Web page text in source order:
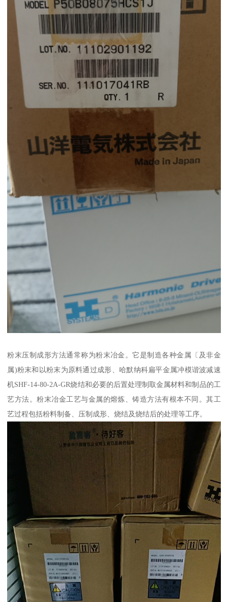
粉末压制成形方法通常称为粉末冶金。它是制造各种金属〔及非金
属)粉末和以粉末为原料通过成形、哈默纳科扁平金属冲模谐波减速
机SHF-14-80-2A-GR烧结和必要的后置处理制取金属材料和制品的工
艺方法。粉末冶金工艺与金属的熔炼、铸造方法有根本不同。其工
艺过程包括粉料制备、压制成形、烧结及烧结后的处理等工序。